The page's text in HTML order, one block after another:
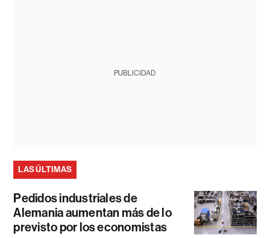
PUBLICIDAD
LAS ÚLTIMAS
Pedidos industriales de
Alemania aumentan más de lo
previsto por los economistas